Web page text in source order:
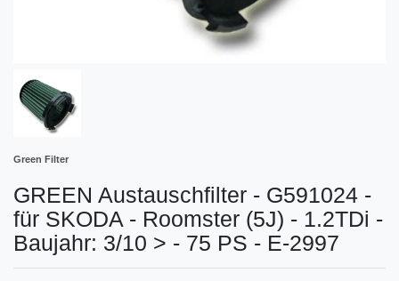
Green Filter
GREEN Austauschfilter - G591024 -
für SKODA - Roomster (5J) - 1.2TDi -
Baujahr: 3/10 > - 75 PS - E-2997